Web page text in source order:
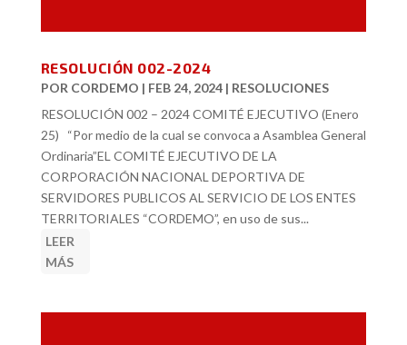
RESOLUCIÓN 002-2024
POR CORDEMO | FEB 24, 2024| RESOLUCIONES
RESOLUCIÓN 002 – 2024 COMITÉ EJECUTIVO (Enero
25) “Por medio de la cual se convoca a Asamblea General
Ordinaria”EL COMITÉ EJECUTIVO DE LA
CORPORACIÓN NACIONAL DEPORTIVA DE
SERVIDORES PUBLICOS AL SERVICIO DE LOS ENTES
TERRITORIALES “CORDEMO”, en uso de sus...
LEER
MÁS